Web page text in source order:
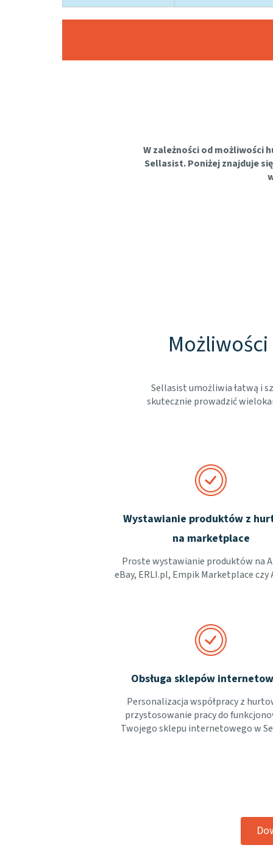
W zależności od możliwości
Sellasist. Poniżej znajduje
Sellasist umożliwia łatwą i
skutecznie prowadzić
Wystawianie produktów z
na marketplace
Proste wystawianie produktów na
eBay, ERLI.pl, Empik Marketplace czy
Obsługa sklepów
Personalizacja współpracy z
przystosowanie pracy do
Twojego sklepu internetowego w